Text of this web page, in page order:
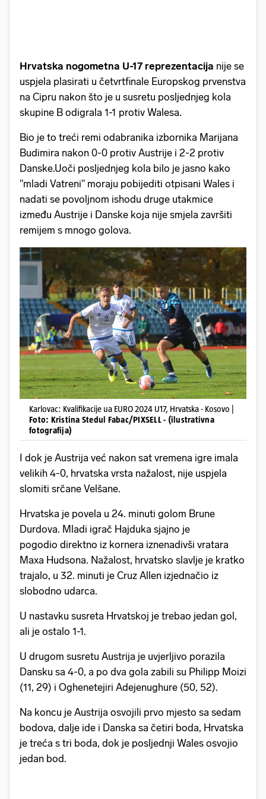
Hrvatska nogometna U-17 reprezentacija nije se
uspjela plasirati u četvrtfinale Europskog prvenstva
na Cipru nakon što je u susretu posljednjeg kola
skupine B odigrala 1-1 protiv Walesa.
Bio je to treći remi odabranika izbornika Marijana
Budimira nakon 0-0 protiv Austrije i 2-2 protiv
Danske.Uoči posljednjeg kola bilo je jasno kako
"mladi Vatreni" moraju pobijediti otpisani Wales i
nadati se povoljnom ishodu druge utakmice
između Austrije i Danske koja nije smjela završiti
remijem s mnogo golova.
Karlovac: Kvalifikacije ua EURO 2024 U17, Hrvatska - Kosovo |
Foto: Kristina Stedul Fabac/PIXSELL - (ilustrativna
fotografija)
I dok je Austrija već nakon sat vremena igre imala
velikih 4-0, hrvatska vrsta nažalost, nije uspjela
slomiti srčane Velšane.
Hrvatska je povela u 24. minuti golom Brune
Durdova. Mladi igrač Hajduka sjajno je
pogodio direktno iz kornera iznenadivši vratara
Maxa Hudsona. Nažalost, hrvatsko slavlje je kratko
trajalo, u 32. minuti je Cruz Allen izjednačio iz
slobodno udarca.
U nastavku susreta Hrvatskoj je trebao jedan gol,
ali je ostalo 1-1.
U drugom susretu Austrija je uvjerljivo porazila
Dansku sa 4-0, a po dva gola zabili su Philipp Moizi
(11, 29) i Oghenetejiri Adejenughure (50, 52).
Na koncu je Austrija osvojili prvo mjesto sa sedam
bodova, dalje ide i Danska sa četiri boda, Hrvatska
je treća s tri boda, dok je posljednji Wales osvojio
jedan bod.